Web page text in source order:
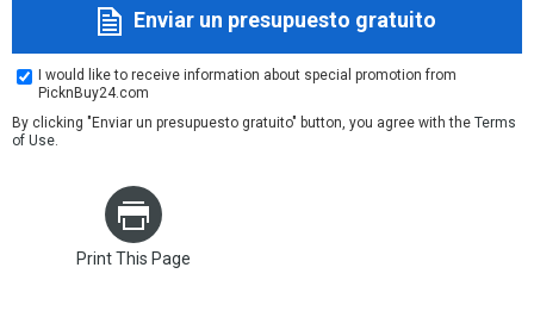
Enviar un presupuesto gratuito
I would like to receive information about special promotion from
PicknBuy24.com
By clicking "Enviar un presupuesto gratuito" button, you agree with the Terms
of Use.
Print This Page